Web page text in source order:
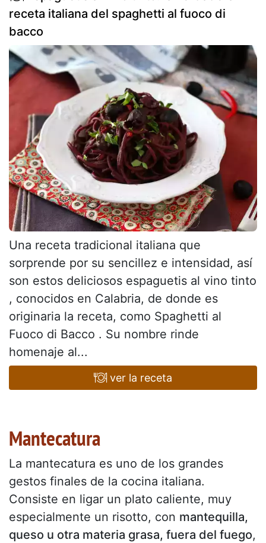
receta italiana del spaghetti al fuoco di
bacco
Una receta tradicional italiana que
sorprende por su sencillez e intensidad, así
son estos deliciosos espaguetis al vino tinto
, conocidos en Calabria, de donde es
originaria la receta, como Spaghetti al
Fuoco di Bacco . Su nombre rinde
homenaje al...
ver la receta
Mantecatura
La mantecatura es uno de los grandes
gestos finales de la cocina italiana.
Consiste en ligar un plato caliente, muy
especialmente un risotto, con mantequilla,
queso u otra materia grasa, fuera del fuego,